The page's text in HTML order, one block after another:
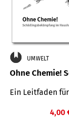
UMWELT
Ohne Chemie!
Ein Leitfaden
4,00